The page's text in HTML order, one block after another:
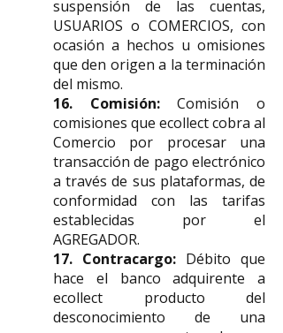
suspensión de las cuentas,
USUARIOS o COMERCIOS, con
ocasión a hechos u omisiones
que den origen a la terminación
del mismo.
16. Comisión:Comisión o
comisiones que ecollect cobra al
Comercio por procesar una
transacción de pago electrónico
a través de sus plataformas, de
conformidad con las tarifas
establecidas por el
AGREGADOR.
17. Contracargo: Débito que
hace el banco adquirente a
ecollect producto del
desconocimiento de una